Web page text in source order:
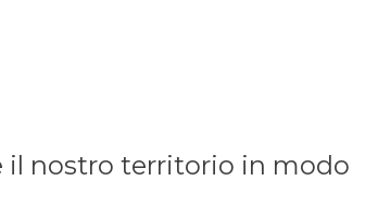
il nostro territorio in modo